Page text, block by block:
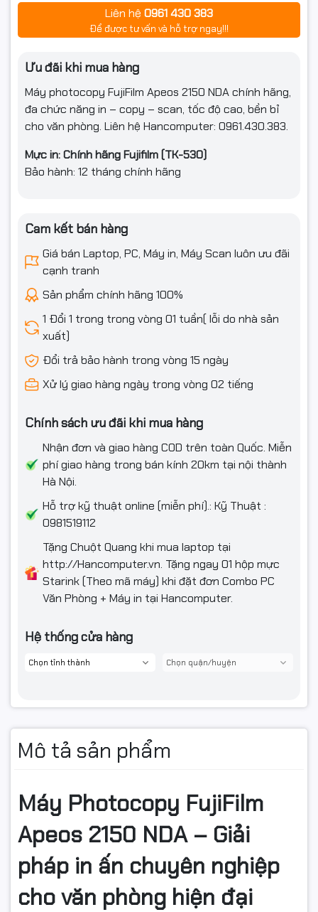
Liên hệ 0961 430 383
Để được tư vấn và hỗ trợ ngay!!!
Ưu đãi khi mua hàng
Máy photocopy FujiFilm Apeos 2150 NDA chính hãng,
đa chức năng in – copy – scan, tốc độ cao, bền bỉ
cho văn phòng. Liên hệ Hancomputer: 0961.430.383.
Mực in: Chính hãng Fujifilm (TK-530)
Bảo hành: 12 tháng chính hãng
Cam kết bán hàng
Giá bán Laptop, PC, Máy in, Máy Scan luôn ưu đãi
cạnh tranh
Sản phẩm chính hãng 100%
1 Đổi 1 trong trong vòng 01 tuần( lỗi do nhà sản
xuất)
Đổi trả bảo hành trong vòng 15 ngày
Xử lý giao hàng ngày trong vòng 02 tiếng
Chính sách ưu đãi khi mua hàng
Nhận đơn và giao hàng COD trên toàn Quốc. Miễn
phí giao hàng trong bán kính 20km tại nội thành
Hà Nội.
Hỗ trợ kỹ thuật online (miễn phí).: Kỹ Thuật :
0981519112
Tặng Chuột Quang khi mua laptop tại
http://Hancomputer.vn. Tặng ngay 01 hộp mực
Starink (Theo mã máy) khi đặt đơn Combo PC
Văn Phòng + Máy in tại Hancomputer.
Hệ thống cửa hàng
Mô tả sản phẩm
Máy Photocopy FujiFilm
Apeos 2150 NDA – Giải
pháp in ấn chuyên nghiệp
cho văn phòng hiện đại